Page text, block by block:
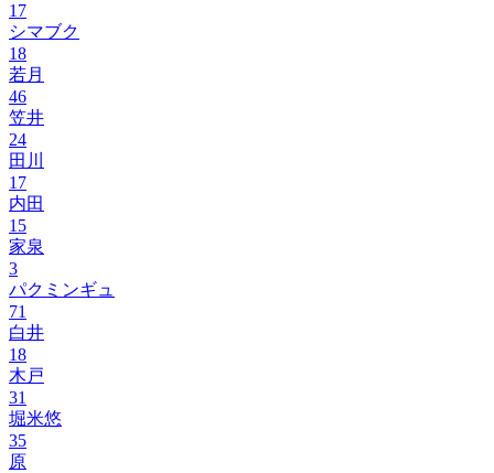
17
シマブク
18
若月
46
笠井
24
田川
17
内田
15
家泉
3
パクミンギュ
71
白井
18
木戸
31
堀米悠
35
原